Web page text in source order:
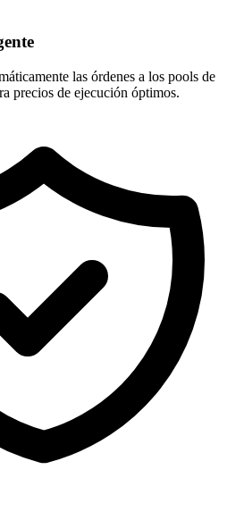
las órdenes a los pools de
precios de ejecución óptimos.